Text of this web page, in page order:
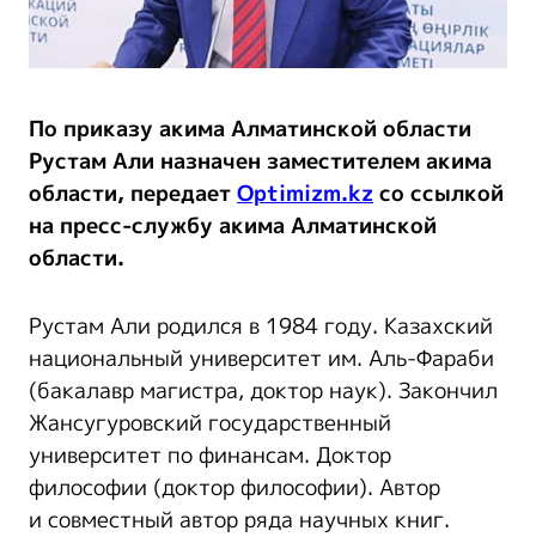
По приказу акима Алматинской области
Рустам Али назначен заместителем акима
области, передаетOptimizm.kz со ссылкой
на пресс-службу акима Алматинской
области.
Рустам Али родился в 1984 году. Казахский
национальный университет им. Аль-Фараби
(бакалавр магистра, доктор наук). Закончил
Жансугуровский государственный
университет по финансам. Доктор
философии (доктор философии). Автор
и совместный автор ряда научных книг.